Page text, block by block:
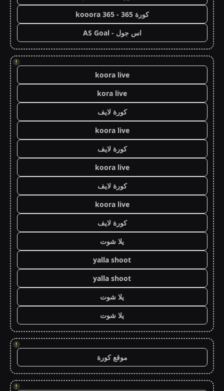
كورة 365 - kooora 365
اس جول - AS Goal
!
koora live
kora live
كورة لايف
koora live
كورة لايف
koora live
كورة لايف
koora live
كورة لايف
يلا شوت
yalla shoot
yalla shoot
يلا شوت
يلا شوت
!
موقع كورة
!